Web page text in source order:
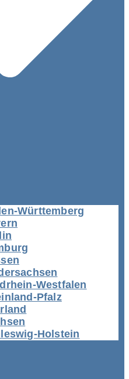
Württemberg
Westfalen
Pfalz
Holstein